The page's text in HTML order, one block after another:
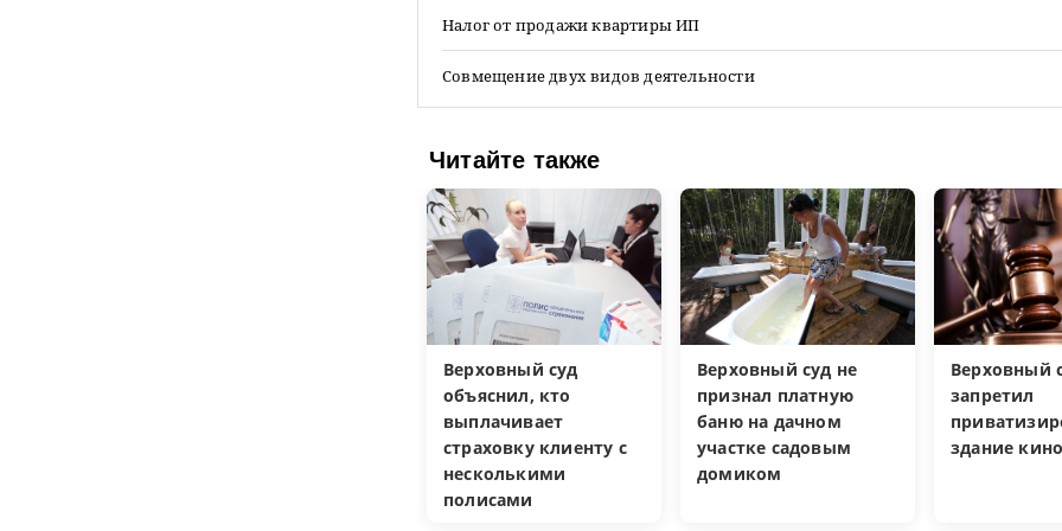
Налог от продажи квартиры ИП
Совмещение двух видов деятельности
Читайте также
Верховный суд
объяснил, кто
выплачивает
страховку клиенту с
несколькими
полисами
Верховный суд не
признал платную
баню на дачном
участке садовым
домиком
Верховный
запретил
здание